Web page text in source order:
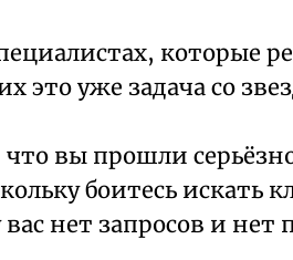
которые
это уже задача со
что вы прошли
боитесь искать
нет запросов и нет